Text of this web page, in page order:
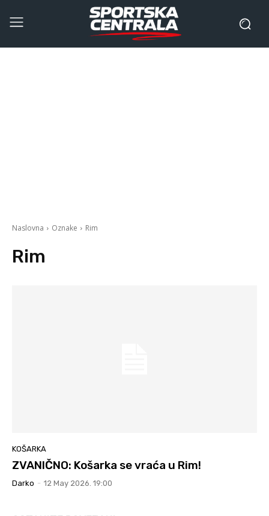
Naslovna Oznake Rim
Rim
KOŠARKA
ZVANIČNO: Košarka se vraća u Rim!
Darko - 12 May 2026. 19:00